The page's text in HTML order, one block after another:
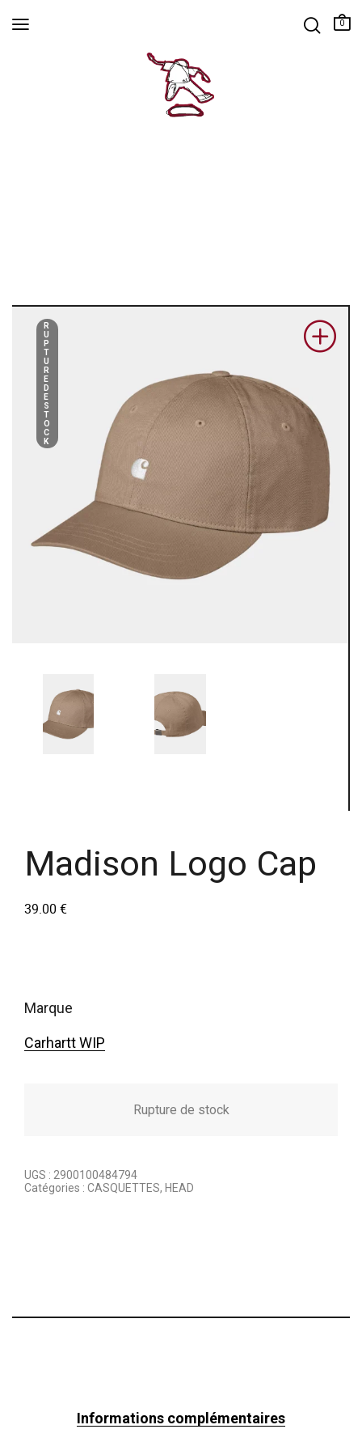
0
R
U
P
T
U
R
E
D
E
S
T
O
C
K
Madison Logo Cap
39.00 €
marque
Carhartt WIP
Rupture de stock
UGS : 2900100484794
Catégories : CASQUETTES, HEAD
Informations complémentaires